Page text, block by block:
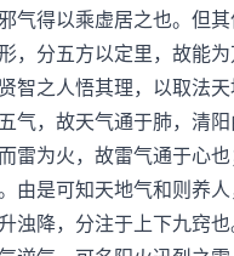
气得以乘虚居之也。但
，分五方以定里，故能
智之人悟其理，以取法
气，故天气通于肺，清
雷为火，故雷气通于心
由是可知天地气和则养
浊降，分注于上下九窍